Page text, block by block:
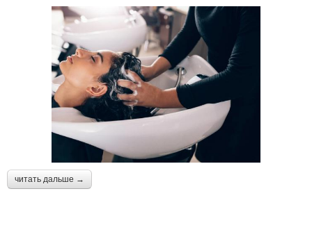
читать дальше →